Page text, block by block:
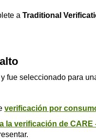
a Traditional
fue seleccionado para
verificación por
la verificación de